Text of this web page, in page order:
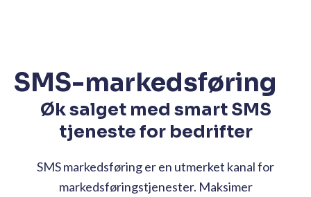
SMS-markedsføring
Øk salget med smart SMS
tjeneste for bedrifter
SMS markedsføring er en utmerket kanal for
markedsføringstjenester. Maksimer